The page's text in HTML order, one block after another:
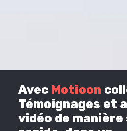
Avec Motioon
Témoignages et
vidéo de manière